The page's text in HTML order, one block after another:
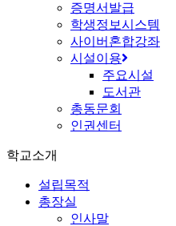
증명서발급
학생정보시스템
사이버혼합강좌
시설이용
주요시설
도서관
총동문회
인권센터
학교소개
설립목적
총장실
인사말